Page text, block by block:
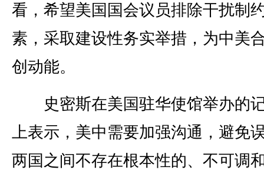
看，希望美国国会议员排除干扰制
素，采取建设性务实举措，为中美
创动能。
史密斯在美国驻华使馆举办的
上表示，美中需要加强沟通，避免
两国之间不存在根本性的、不可调